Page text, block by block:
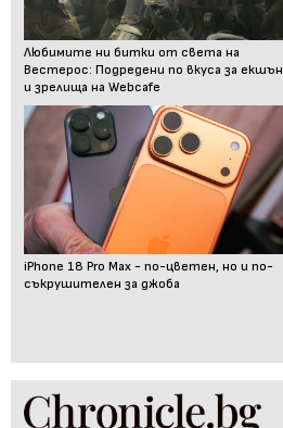
Любимите ни битки от света на
Вестерос: Подредени по вкуса за екшън
и зрелища на Webcafe
iPhone 18 Pro Max - по-цветен, но и по-
съкрушителен за джоба